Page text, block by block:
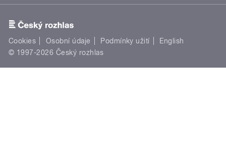
Cookies Osobní údaje Podmínky užití
English
© 1997-2026 Český rozhlas